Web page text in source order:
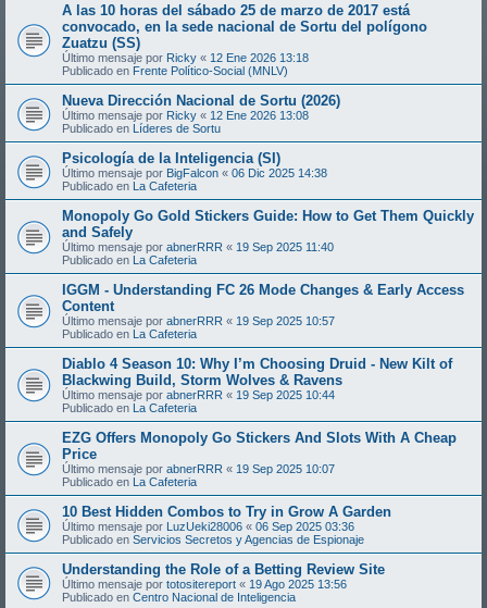
A las 10 horas del sábado 25 de marzo de 2017 está
convocado, en la sede nacional de Sortu del polígono
Zuatzu (SS)
Último mensaje por Ricky « 12 Ene 2026 13:18
Publicado en Frente Político-Social (MNLV)
Nueva Dirección Nacional de Sortu (2026)
Último mensaje por Ricky « 12 Ene 2026 13:08
Publicado en Líderes de Sortu
Psicología de la Inteligencia (SI)
Último mensaje por BigFalcon « 06 Dic 2025 14:38
Publicado en La Cafeteria
Monopoly Go Gold Stickers Guide: How to Get Them Quickly
and Safely
Último mensaje por abnerRRR « 19 Sep 2025 11:40
Publicado en La Cafeteria
IGGM - Understanding FC 26 Mode Changes & Early Access
Content
Último mensaje por abnerRRR « 19 Sep 2025 10:57
Publicado en La Cafeteria
Diablo 4 Season 10: Why I’m Choosing Druid - New Kilt of
Blackwing Build, Storm Wolves & Ravens
Último mensaje por abnerRRR « 19 Sep 2025 10:44
Publicado en La Cafeteria
EZG Offers Monopoly Go Stickers And Slots With A Cheap
Price
Último mensaje por abnerRRR « 19 Sep 2025 10:07
Publicado en La Cafeteria
10 Best Hidden Combos to Try in Grow A Garden
Último mensaje por LuzUeki28006 « 06 Sep 2025 03:36
Publicado en Servicios Secretos y Agencias de Espionaje
Understanding the Role of a Betting Review Site
Último mensaje por totositereport « 19 Ago 2025 13:56
Publicado en Centro Nacional de Inteligencia